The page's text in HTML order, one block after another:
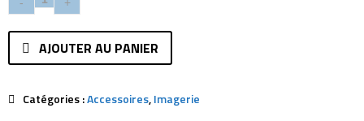
AJOUTER AU PANIER
Catégories :Accessoires,Imagerie